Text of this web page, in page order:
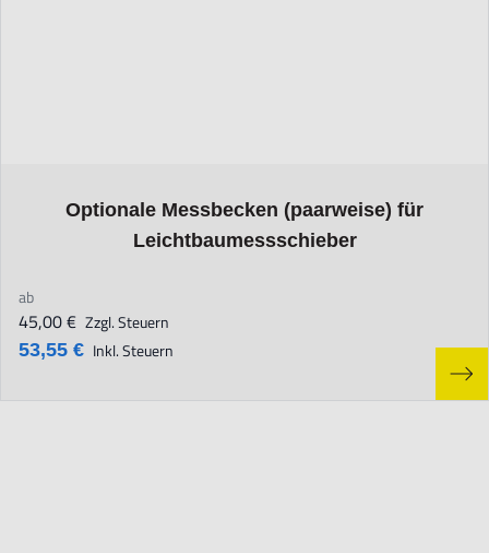
Optionale Messbecken (paarweise) für
Leichtbaumessschieber
The price depends on the options chosen on the product page
ab
53,55 € Inkl. Steuern
45,00 € Zzgl. Steuern